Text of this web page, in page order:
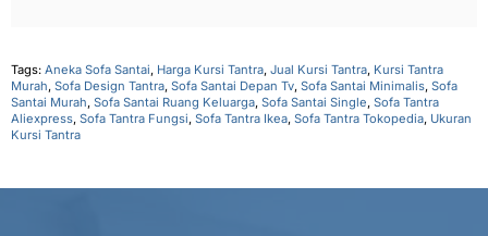
Tags: Aneka Sofa Santai, Harga Kursi Tantra, Jual Kursi Tantra, Kursi Tantra
Murah, Sofa Design Tantra, Sofa Santai Depan Tv, Sofa Santai Minimalis, Sofa
Santai Murah, Sofa Santai Ruang Keluarga, Sofa Santai Single, Sofa Tantra
Aliexpress, Sofa Tantra Fungsi, Sofa Tantra Ikea, Sofa Tantra Tokopedia, Ukuran
Kursi Tantra